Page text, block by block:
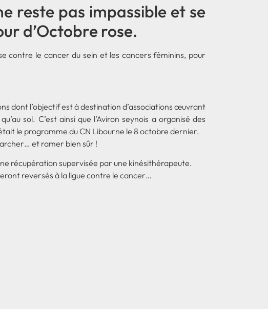
reste pas impassible et se
d’Octobre rose.
contre le cancer du sein et les cancers féminins, pour
dont l’objectif est à destination d’associations œuvrant
sol. C’est ainsi que l’Aviron seynois a organisé des
le programme du CN Libourne le 8 octobre dernier.
et ramer bien sûr !
récupération supervisée par une kinésithérapeute.
reversés à la ligue contre le cancer…